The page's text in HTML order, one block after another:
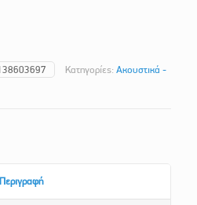
Κατηγορίες: Ακουστικά -
Περιγραφή